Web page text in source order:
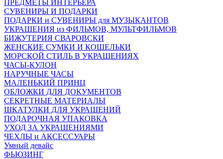
ПРЕДМЕТЫ ИНТЕРЬЕРА
СУВЕНИРЫ И ПОДАРКИ
ПОДАРКИ и СУВЕНИРЫ для МУЗЫКАНТОВ
УКРАШЕНИЯ из ФИЛЬМОВ, МУЛЬТФИЛЬМОВ
БИЖУТЕРИЯ СВАРОВСКИ
ЖЕНСКИЕ СУМКИ И КОШЕЛЬКИ
МОРСКОЙ СТИЛЬ В УКРАШЕНИЯХ
ЧАСЫ-КУЛОН
НАРУЧНЫЕ ЧАСЫ
МАЛЕНЬКИЙ ПРИНЦ
ОБЛОЖКИ ДЛЯ ДОКУМЕНТОВ
СЕКРЕТНЫЕ МАТЕРИАЛЫ
ШКАТУЛКИ ДЛЯ УКРАШЕНИЙ
ПОДАРОЧНАЯ УПАКОВКА
УХОД ЗА УКРАШЕНИЯМИ
ЧEХЛЫ и АКСЕССУАРЫ
Умный девайс
ФЬЮЗИНГ